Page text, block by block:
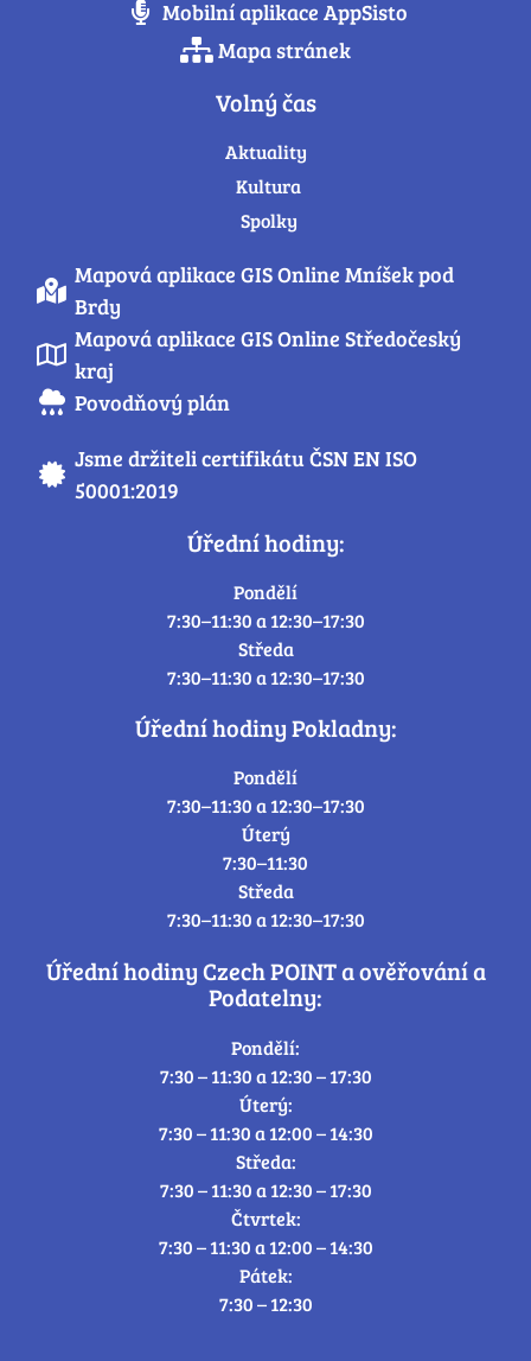
Mobilní aplikace AppSisto
Mapa stránek
Volný čas
Aktuality
Kultura
Spolky
Mapová aplikace GIS Online Mníšek pod
Brdy
Mapová aplikace GIS Online Středočeský
kraj
Povodňový plán
Jsme držiteli certifikátu ČSN EN ISO
50001:2019
Úřední hodiny:
Pondělí
7:30–11:30 a 12:30–17:30
Středa
7:30–11:30 a 12:30–17:30
Úřední hodiny Pokladny:
Pondělí
7:30–11:30 a 12:30–17:30
Úterý
7:30–11:30
Středa
7:30–11:30 a 12:30–17:30
Úřední hodiny Czech POINT a ověřování a
Podatelny:
Pondělí:
7:30 – 11:30 a 12:30 – 17:30
Úterý:
7:30 – 11:30 a 12:00 – 14:30
Středa:
7:30 – 11:30 a 12:30 – 17:30
Čtvrtek:
7:30 – 11:30 a 12:00 – 14:30
Pátek:
7:30 – 12:30